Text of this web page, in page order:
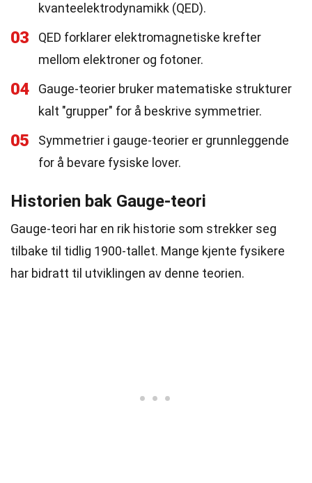
kvanteelektrodynamikk (QED).
03
QED forklarer elektromagnetiske krefter
mellom elektroner og fotoner.
04
Gauge-teorier bruker matematiske strukturer
kalt "grupper" for å beskrive symmetrier.
05
Symmetrier i gauge-teorier er grunnleggende
for å bevare fysiske lover.
Historien bak Gauge-teori
Gauge-teori har en rik historie som strekker seg
tilbake til tidlig 1900-tallet. Mange kjente fysikere
har bidratt til utviklingen av denne teorien.